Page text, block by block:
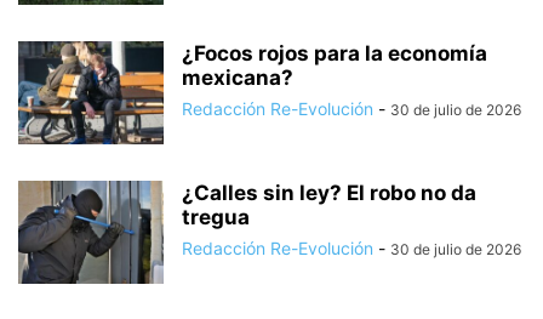
¿Focos rojos para la economía
mexicana?
Redacción Re-Evolución - 30 de julio de 2026
¿Calles sin ley? El robo no da
tregua
Redacción Re-Evolución - 30 de julio de 2026